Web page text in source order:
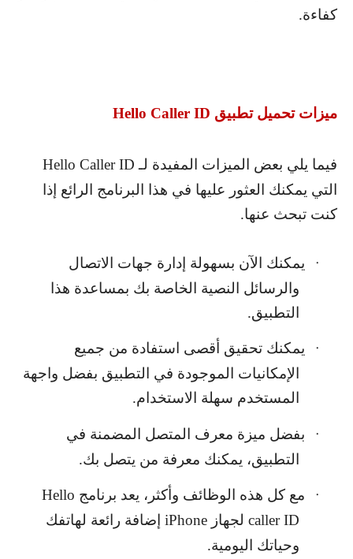
كفاءة.
ميزات تحميل تطبيق Hello Caller ID
فيما يلي بعض الميزات المفيدة لـ Hello Caller ID
التي يمكنك العثور عليها في هذا البرنامج الرائع إذا
كنت تبحث عنها.
·
يمكنك الآن بسهولة إدارة جهات الاتصال
والرسائل النصية الخاصة بك بمساعدة هذا
التطبيق.
·
يمكنك تحقيق أقصى استفادة من جميع
الإمكانيات الموجودة في التطبيق بفضل واجهة
المستخدم سهلة الاستخدام.
·
بفضل ميزة معرف المتصل المضمنة في
التطبيق، يمكنك معرفة من يتصل بك.
· مع كل هذه الوظائف وأكثر، يعد برنامج Hello
caller ID لجهاز iPhone إضافة رائعة لهاتفك
وحياتك اليومية.